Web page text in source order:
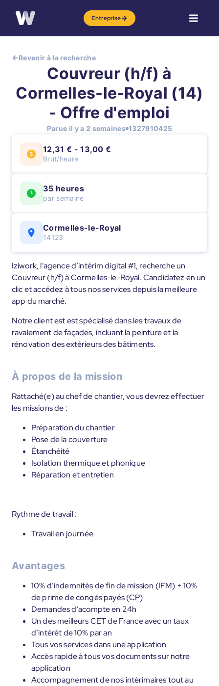
Entreprise
Revenir à la recherche
Couvreur (h/f) à
Cormelles-le-Royal (14)
- Offre d'emploi
Parue il y a 2 semaines 1327910425
12,31 € - 13,00 €
Brut/heure
35 heures
par semaine
Cormelles-le-Royal
14123
Iziwork, l'agence d’intérim digital #1, recherche un
Couvreur (h/f) à Cormelles-le-Royal. Candidatez en un
clic et accédez à tous nos services depuis la meilleure
app du marché.
Notre client est est spécialisé dans les travaux de
ravalement de façades, incluant la peinture et la
rénovation des extérieurs des bâtiments.
À propos de la mission
Rattaché(e) au chef de chantier, vous devrez effectuer
les missions de :
Préparation du chantier
Pose de la couverture
Étanchéité
Isolation thermique et phonique
Réparation et entretien
Rythme de travail :
Travail en journée
Avantages
10% d’indemnités de fin de mission (IFM) + 10%
de prime de congés payés (CP)
Demandes d’acompte en 24h
Un des meilleurs CET de France avec un taux
d’intérêt de 10% par an
Tous vos services dans une application
Accès rapide à tous vos documents sur notre
application
Accompagnement de nos intérimaires tout au